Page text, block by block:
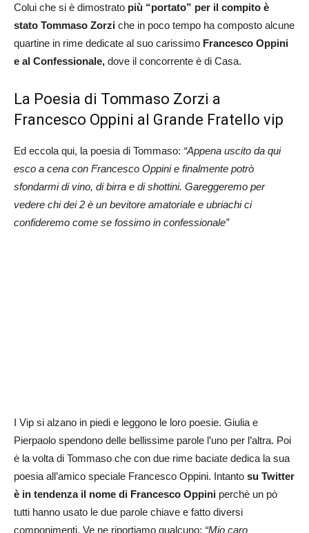
Colui che si è dimostrato più “portato” per il compito è
stato Tommaso Zorzi che in poco tempo ha composto alcune
quartine in rime dedicate al suo carissimo Francesco Oppini
e al Confessionale, dove il concorrente è di Casa.
La Poesia di Tommaso Zorzi a
Francesco Oppini al Grande Fratello vip
Ed eccola qui, la poesia di Tommaso: “Appena uscito da qui
esco a cena con Francesco Oppinie finalmente potrò
sfondarmi di vino, di birra e di shottini. Gareggeremo per
vedere chi dei 2 è un bevitore amatoriale e ubriachi ci
confideremo come se fossimo in confessionale”
I Vip si alzano in piedi e leggono le loro poesie. Giulia e
Pierpaolo spendono delle bellissime parole l’uno per l’altra. Poi
è la volta di Tommaso che con due rime baciate dedica la sua
poesia all’amico speciale Francesco Oppini. Intanto su Twitter
è in tendenza il nome di Francesco Oppini perchè un pò
tutti hanno usato le due parole chiave e fatto diversi
componimenti. Ve ne riportiamo qualcuno: “Mio caro